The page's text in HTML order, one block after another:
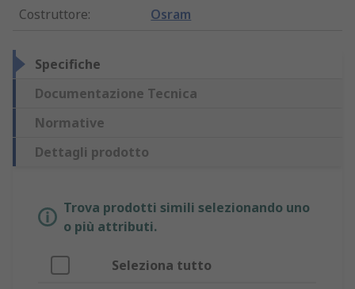
Costruttore: Osram
Specifiche
Documentazione Tecnica
Normative
Dettagli prodotto
Trova prodotti simili selezionando uno
o più attributi.
Seleziona tutto